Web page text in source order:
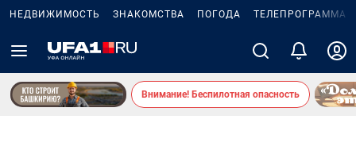
НЕДВИЖИМОСТЬ ЗНАКОМСТВА ПОГОДА ТЕЛЕПРОГРАММА
Внимание! Беспилотная опасность